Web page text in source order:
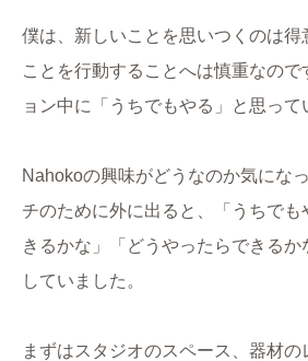
僕は、新しいことを思いつくのは得
ことを行動することへは慎重なの
ョン中に「うちでもやる」と思って
Nahokoの興味がどうなのか気にな
チのために外に出ると、「うちで
きるかな」「どうやったらできる
していました。
まずはスタジオのスペース、器材の